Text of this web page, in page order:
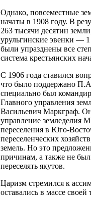
Однако, повсеместные
начаты в 1908 году. В
263 тысячи десятин
урульгинские эвенки —
были упразднены все
система крестьянских
С 1906 года ставился
что было поддержано
специально был
Главного управления
Васильевич Маркграф.
управление земледелия
переселения в Юго-
переселенческих
земель. Но это
причинам, а также не
переселять якутов.
Царизм стремился к
оставались в массе